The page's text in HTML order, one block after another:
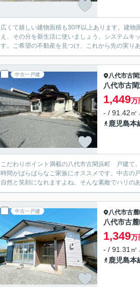
広くて嬉しい建物面積も30坪以上あります。建
え、その分を新生活に使いましょう。システムキ
す。ご希望の不動産を見つけ、これから先の実り
中古一戸建 八代市古
八代市古
1,449万
- / 91.42㎡
鹿児島本
こだわりポイント満載の八代市古閑浜町 戸建て
時間がばらばらなご家族にオススメです。中古の
自然と笑顔になれますよね。そんな素敵でハリの
中古一戸建 八代市古
八代市古
1,349万
- / 91.31㎡
鹿児島本